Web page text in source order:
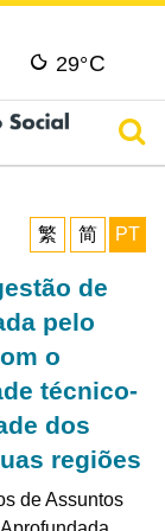
29°C
繁
简 PT
de
pelo
o
técnico-
dos
regiões
de Assuntos